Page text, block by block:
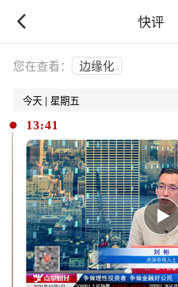
快评
下拉刷新
您在查看： 边缘化
今天 | 星期五
13:41